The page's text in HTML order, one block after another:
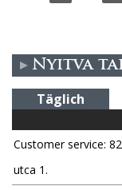
e
n
Nyitva
Täglich
Customer service:
utca 1.